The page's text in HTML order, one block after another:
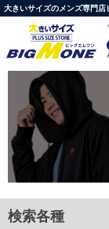
大きいサイズのメンズ専門
検索各種